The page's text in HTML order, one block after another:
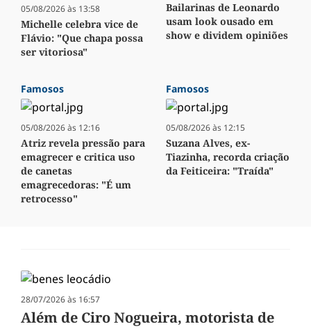
05/08/2026 às 13:58
Michelle celebra vice de
Flávio: "Que chapa possa
ser vitoriosa"
Bailarinas de Leonardo
usam look ousado em
show e dividem opiniões
Famosos
05/08/2026 às 12:16
Atriz revela pressão para
emagrecer e critica uso
de canetas
emagrecedoras: "É um
retrocesso"
Famosos
05/08/2026 às 12:15
Suzana Alves, ex-
Tiazinha, recorda criação
da Feiticeira: "Traída"
28/07/2026 às 16:57
Além de Ciro Nogueira, motorista de